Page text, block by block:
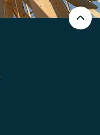
Nach
oben
Scrollen